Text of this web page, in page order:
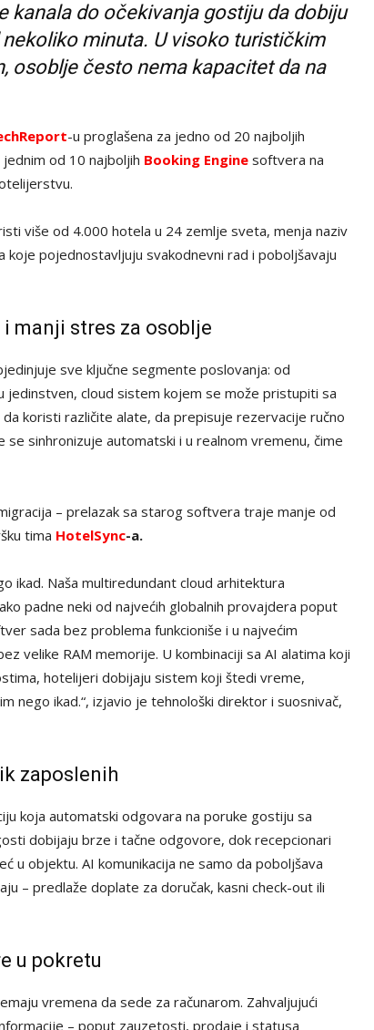
kanala do očekivanja gostiju da dobiju
minuta. U visoko turističkim
osoblje često nema kapacitet da na
-u proglašena za jedno od 20 najboljih
jednim od 10 najboljih Booking Engine softvera na
više od 4.000 hotela u 24 zemlje sveta, menja naziv
koje pojednostavljuju svakodnevni rad i poboljšavaju
manji stres za osoblje
sve ključne segmente poslovanja: od
jedinstven, cloud sistem kojem se može pristupiti sa
koristi različite alate, da prepisuje rezervacije ručno
se sinhronizuje automatski i u realnom vremenu, čime
– prelazak sa starog softvera traje manje od
tima HotelSync-a.
ikad. Naša multiredundant cloud arhitektura
padne neki od najvećih globalnih provajdera poput
sada bez problema funkcioniše i u najvećim
velike RAM memorije. U kombinaciji sa AI alatima koji
hotelijeri dobijaju sistem koji štedi vreme,
nego ikad.“, izjavio je tehnološki direktor i suosnivač,
zaposlenih
koja automatski odgovara na poruke gostiju sa
dobijaju brze i tačne odgovore, dok recepcionari
u objektu. AI komunikacija ne samo da poboljšava
– predlaže doplate za doručak, kasni check-out ili
u pokretu
vremena da sede za računarom. Zahvaljujući
– poput zauzetosti, prodaje i statusa